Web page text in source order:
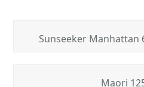
Sunseeker Manhattan
Maori